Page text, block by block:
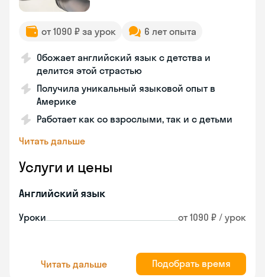
от 1090 ₽ за урок 6 лет опыта
Обожает английский язык с детства и
делится этой страстью
Получила уникальный языковой опыт в
Америке
Работает как со взрослыми, так и с детьми
Читать дальше
Услуги и цены
Английский язык
Уроки от 1090 ₽ / урок
Читать дальше Подобрать время